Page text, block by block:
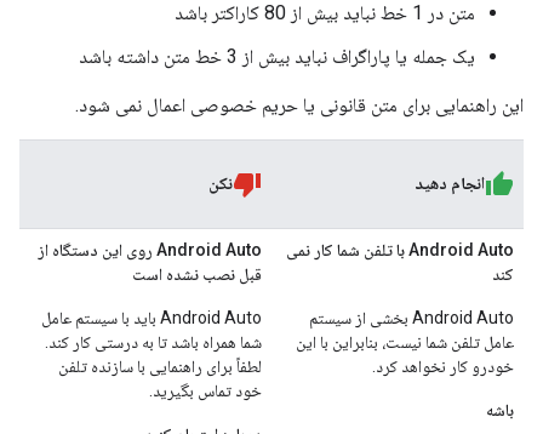
متن در 1 خط نباید بیش از 80 کاراکتر باشد
یک جمله یا پاراگراف نباید بیش از 3 خط متن داشته باشد
این راهنمایی برای متن قانونی یا حریم خصوصی اعمال نمی شود.
انجام دهید نکن
Android Auto با تلفن شما کار نمی
کند
Android Auto بخشی از سیستم
عامل تلفن شما نیست، بنابراین با این
خودرو کار نخواهد کرد.
باشه
Android Auto روی این دستگاه از
قبل نصب نشده است
Android Auto باید با سیستم عامل
شما همراه باشد تا به درستی کار کند.
لطفاً برای راهنمایی با سازنده تلفن
خود تماس بگیرید.